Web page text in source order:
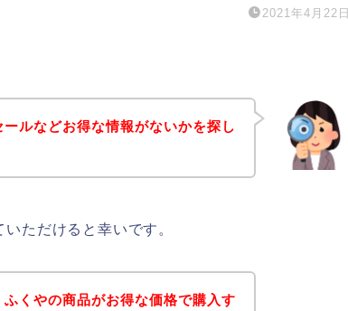
2021年4月22日
ルなどお得な情報がないかを探し
ただけると幸いです。
くやの商品がお得な価格で購入す